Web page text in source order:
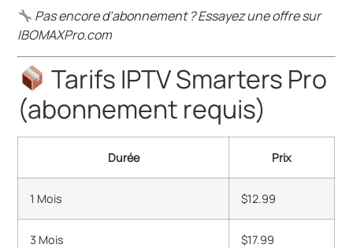
Pas encore d’abonnement ? Essayez une offre sur
IBOMAXPro.com
Tarifs IPTV Smarters Pro
(abonnement requis)
Durée Prix
1 Mois $12.99
3 Mois $17.99